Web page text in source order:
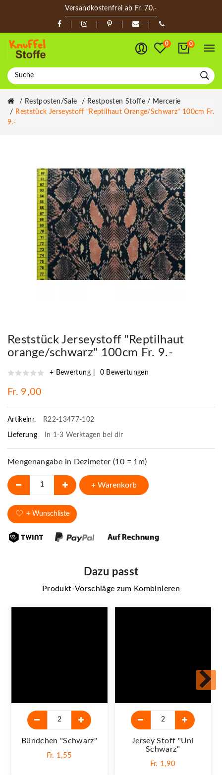
Versandkostenfrei ab Fr. 70.-
0 0
Restposten/Sale
Restposten Stoffe / Mercerie
Reststück Jerseystoff "Reptilhaut Orange/schwarz" 100cm Fr.
9.-
Reststück Jerseystoff "Reptilhaut
orange/schwarz" 100cm Fr. 9.-
+ Bewertung 0 Bewertungen
Fr. 9,00
Artikelnr. R22-13477-102
Lieferung In 1-3 Werktagen bei dir
Mengenangabe in Dezimeter (10 = 1m)
+ Warenkorb
+ Wunschliste
Dazu passt
Produkt-Vorschläge zum Kombinieren
Bündchen "schwarz"
Fr. 1,55
Jersey Stoff "Uni
Schwarz"
Fr. 1,90